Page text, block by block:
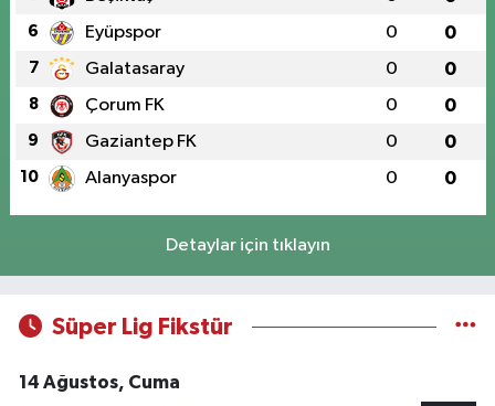
6 Eyüpspor 0 0
7 Galatasaray 0 0
8 Çorum FK 0 0
9 Gaziantep FK 0 0
10 Alanyaspor 0 0
Detaylar için tıklayın
Süper Lig Fikstür
14 Ağustos, Cuma